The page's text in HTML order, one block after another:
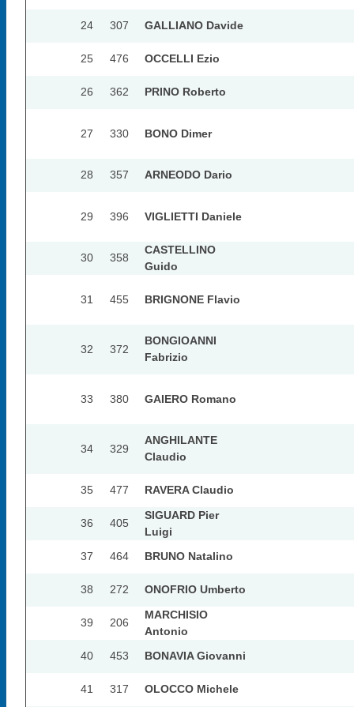
24 307 GALLIANO Davide
25 476 OCCELLI Ezio
26 362 PRINO Roberto
27 330 BONO Dimer
28 357 ARNEODO Dario
29 396 VIGLIETTI Daniele
30 358
CASTELLINO
Guido
31 455 BRIGNONE Flavio
32 372
BONGIOANNI
Fabrizio
33 380 GAIERO Romano
34 329
ANGHILANTE
Claudio
35 477 RAVERA Claudio
36 405
SIGUARD Pier
Luigi
37
464 BRUNO Natalino
38 272 ONOFRIO Umberto
39 206
MARCHISIO
Antonio
40
453 BONAVIA Giovanni
41 317 OLOCCO Michele